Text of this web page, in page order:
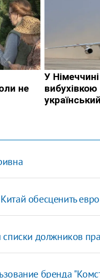
обесценить евро
списки должников
бренда